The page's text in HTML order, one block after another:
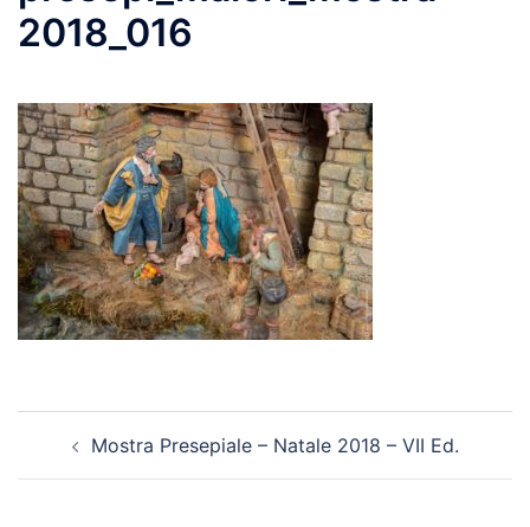
2018_016
articoloMostra Presepiale – Natale 2018 – VII Ed.